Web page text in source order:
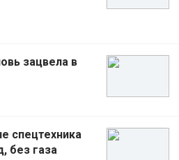
зацвела в
спецтехника
без газа